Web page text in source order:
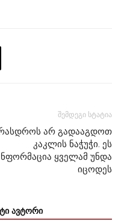
შემდეგი სტატია
არ გადააგდოთ
კაკლის ნაჭუჭი. ეს
ყველამ უნდა
იცოდეს
ავტორი